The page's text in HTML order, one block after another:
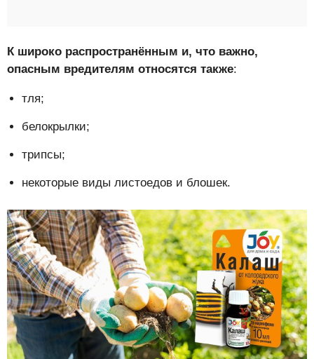
К широко распространённым и, что важно,
опасным вредителям относятся также:
тля;
белокрылки;
трипсы;
некоторые виды листоедов и блошек.